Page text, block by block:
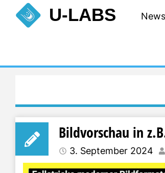
U-LABS News
Bildvorschau in
3. September 2024